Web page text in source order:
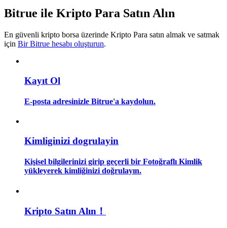
Bilgi
Bitrue ile Kripto Para Satın Alın
En güvenli kripto borsa üzerinde Kripto Para satın almak ve satmak
için Bir Bitrue hesabı oluşturun.
Kayıt Ol
E-posta adresinizle Bitrue'a kaydolun.
Kimliginizi dogrulayin
Kişisel bilgilerinizi girip geçerli bir Fotoğraflı Kimlik
yükleyerek kimliğinizi doğrulayın.
Kripto Satın Alın！